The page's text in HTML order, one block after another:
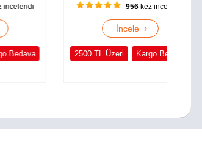
956kez incelendi
İncele
2500 TL Üzeri Kargo Bedava